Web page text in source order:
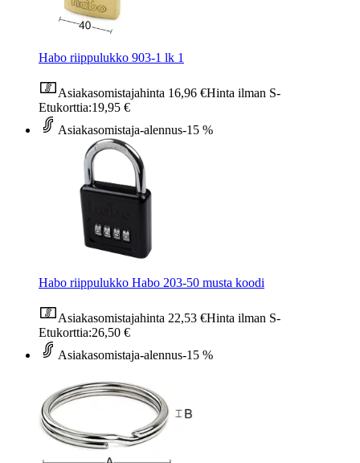
Habo riippulukko 903-1 lk 1
Asiakasomistajahinta 16,96 €Hinta ilman S-
Etukorttia:19,95 €
Asiakasomistaja-alennus-15 %
Habo riippulukko Habo 203-50 musta koodi
Asiakasomistajahinta 22,53 €Hinta ilman S-
Etukorttia:26,50 €
Asiakasomistaja-alennus-15 %